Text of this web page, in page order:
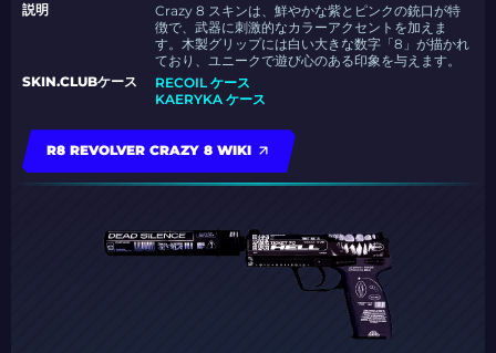
説明
Crazy 8 スキンは、鮮やかな紫とピンクの銃口が特
徴で、武器に刺激的なカラーアクセントを加えま
す。木製グリップには白い大きな数字「8」が描かれ
ており、ユニークで遊び心のある印象を与えます。
SKIN.CLUBケース
RECOIL ケース
KAERYKA ケース
R8 REVOLVER CRAZY 8 WIKI